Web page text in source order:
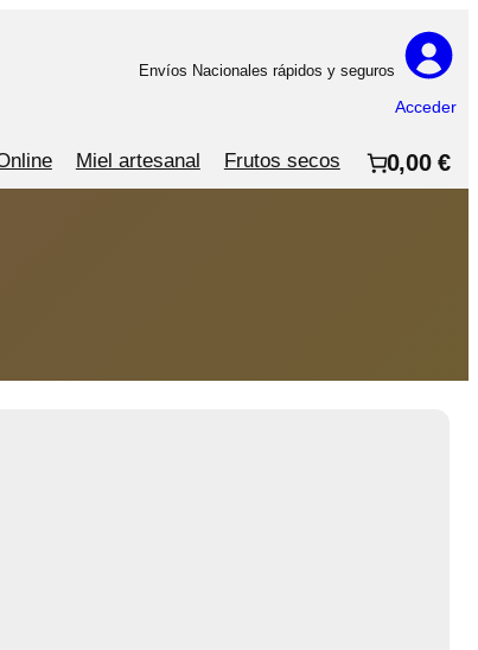
Envíos Nacionales rápidos y seguros
Acceder
Miel artesanal Frutos secos 0,00 €